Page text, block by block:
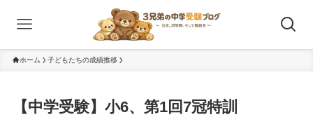
ホーム 子どもたちの成績推移
【中学受験】小6、第1回7冠特訓